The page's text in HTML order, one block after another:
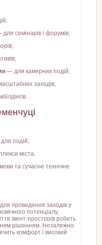
семінарів і форумів;
— для камерних подій;
заходів;
подій;
міста.
та сучасне технічне
проведення заходів у
потенціалу,
івент-просторів робить
рішенням. Незалежно
комфорт і високий